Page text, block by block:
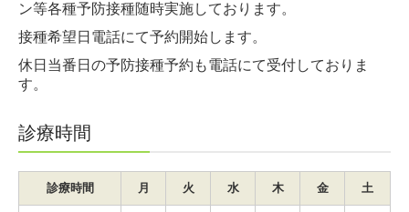
ン等各種予防接種随時実施しております。
接種希望日電話にて予約開始します。
休日当番日の予防接種予約も電話にて受付しておりま
す。
診療時間
診療時間 月 火 水 木 金 土